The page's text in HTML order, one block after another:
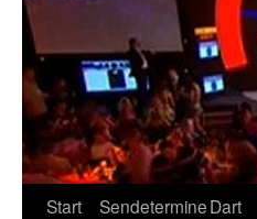
Start SendetermineDart